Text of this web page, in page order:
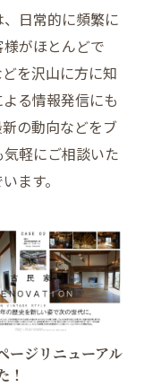
日常的に頻繁に
がほとんどで
を沢山に方に知
る情報発信にも
の動向などをブ
軽にご相談いた
ます。
ージリニューアル
！